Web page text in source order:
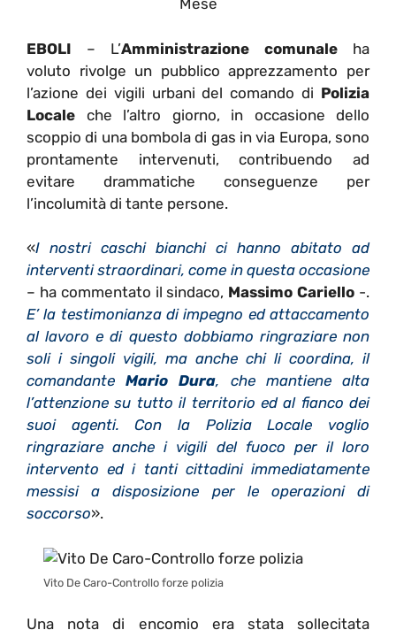
Mese
EBOLI – L’Amministrazione comunale ha
voluto rivolge un pubblico apprezzamento per
l’azione dei vigili urbani del comando di Polizia
Locale che l’altro giorno, in occasione dello
scoppio di una bombola di gas in via Europa, sono
prontamente intervenuti, contribuendo ad
evitare drammatiche conseguenze per
l’incolumità di tante persone.
«I nostri caschi bianchi ci hanno abitato ad
interventi straordinari, come in questa occasione
– ha commentato il sindaco, Massimo Cariello -.
E’ la testimonianza di impegno ed attaccamento
al lavoro e di questo dobbiamo ringraziare non
soli i singoli vigili, ma anche chi li coordina, il
comandanteMario Dura, che mantiene alta
l’attenzione su tutto il territorio ed al fianco dei
suoi agenti. Con la Polizia Locale voglio
ringraziare anche i vigili del fuoco per il loro
intervento ed i tanti cittadini immediatamente
messisi a disposizione per le operazioni di
soccorso».
Vito De Caro-Controllo forze polizia
Una nota di encomio era stata sollecitata